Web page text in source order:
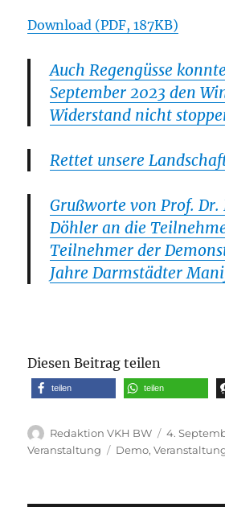
Download (PDF, 187KB)
Auch Regengüsse
September 2023 den
Widerstand nicht
Rettet unsere
Grußworte von Prof.
Döhler an die
Teilnehmer der
Jahre Darmstädter
Diesen Beitrag teilen
teilen teilen
Autor
Redaktion VKH BW
am
4.
Veranstaltung
Schlagwörter
Demo,